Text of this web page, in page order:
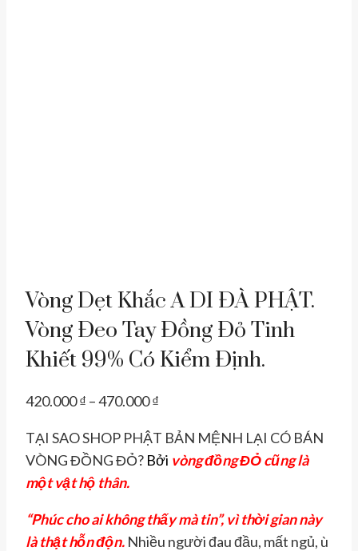
Vòng Dẹt Khắc A DI ĐÀ PHẬT.
Vòng Đeo Tay Đồng Đỏ Tinh
Khiết 99% Có Kiểm Định.
420.000₫ –470.000₫
từ
420.000 ₫
470.000 ₫
TẠI SAO SHOP PHẬT BẢN MỆNH LẠI CÓ BÁN
VÒNG ĐỒNG ĐỎ? Bởi vòng đồng ĐỎ cũng là
một vật hộ thân.
“Phúc cho ai không thấy mà tin”, vì thời gian này
là thật hỗn độn. Nhiều người đau đầu, mất ngủ, ù